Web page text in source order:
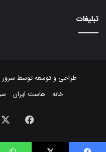
تبلیغات
طراحی و توسعه توسط
خانه
هاست ایران
فیسبوک